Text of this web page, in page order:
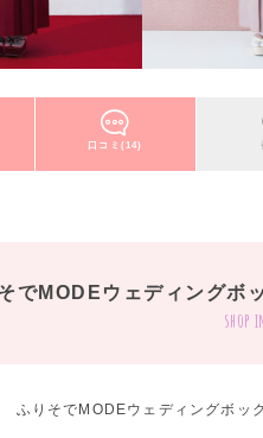
口コミ(14)
でMODEウェディングボ
shop
ふりそでMODEウェディングボ